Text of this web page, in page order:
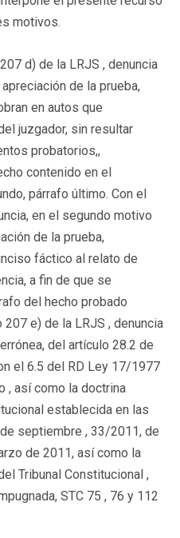
motivos.
d) de la LRJS , denuncia
de la prueba,
en autos que
juzgador, sin resultar
probatorios,,
contenido en el
párrafo último. Con el
en el segundo motivo
de la prueba,
fáctico al relato de
a fin de que se
del hecho probado
e) de la LRJS , denuncia
del artículo 28.2 de
el 6.5 del RD Ley 17/1977
, así como la doctrina
establecida en las
septiembre , 33/2011, de
de 2011, así como la
Tribunal Constitucional ,
STC 75 , 76 y 112